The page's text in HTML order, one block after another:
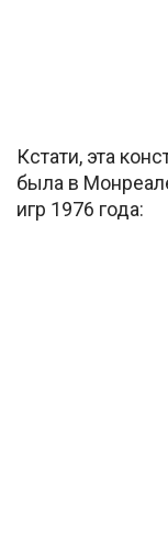
Кстати, эта
была в
игр 1976 года: